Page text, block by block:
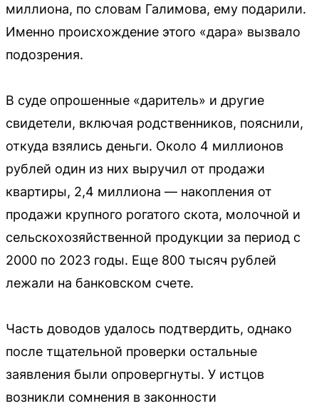
миллиона, по словам Галимова, ему подарили.
Именно происхождение этого «дара» вызвало
подозрения.
В суде опрошенные «даритель» и другие
свидетели, включая родственников, пояснили,
откуда взялись деньги. Около 4 миллионов
рублей один из них выручил от продажи
квартиры, 2,4 миллиона — накопления от
продажи крупного рогатого скота, молочной и
сельскохозяйственной продукции за период с
2000 по 2023 годы. Еще 800 тысяч рублей
лежали на банковском счете.
Часть доводов удалось подтвердить, однако
после тщательной проверки остальные
заявления были опровергнуты. У истцов
возникли сомнения в законности